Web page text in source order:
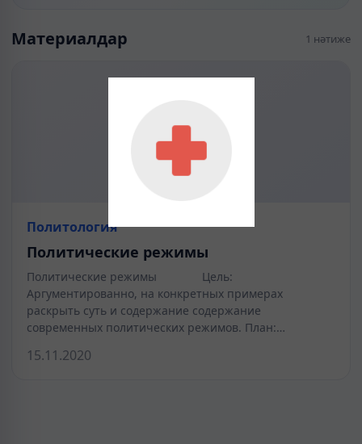
Материалдар 1 нәтиже
Политология
Политические режимы
Политические режимы Цель:
Аргументированно, на конкретных примерах
раскрыть суть и содержание содержание
современных политических режимов. План:…
15.11.2020